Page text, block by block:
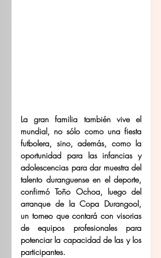
La gran familia también vive el
mundial, no sólo como una fiesta
futbolera, sino, además, como la
oportunidad para las infancias y
adolescencias para dar muestra del
talento duranguense en el deporte,
confirmó Toño Ochoa, luego del
arranque de la Copa Durangool,
un torneo que contará con visorias
de equipos profesionales para
potenciar la capacidad de las y los
participantes.